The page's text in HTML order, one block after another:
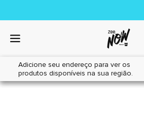
Adicione seu endereço para ver os
produtos disponíveis na sua região.
Home|Cães|Acessórios